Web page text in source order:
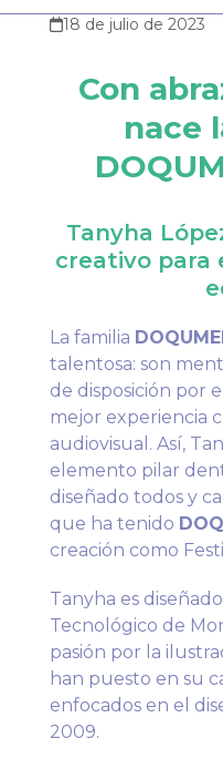
18 de julio de 2023
Con
nace
Tanyha
creativo para
La familia
talentosa: son
de disposición por
mejor experiencia
audiovisual. Así,
elemento pilar
diseñado todos y
que ha tenido
creación como
Tanyha es
Tecnológico de
pasión por la
han puesto en su
enfocados en el
2009.